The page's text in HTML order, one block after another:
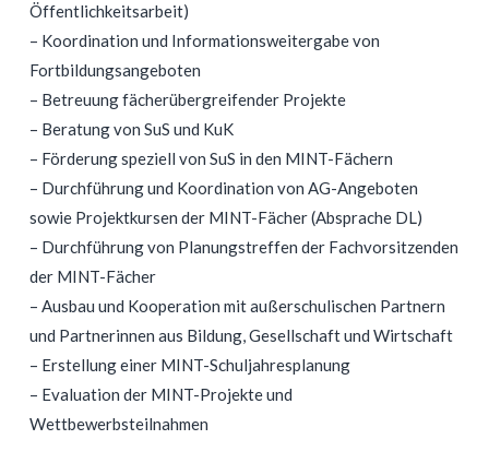
Öffentlichkeitsarbeit)
– Koordination und Informationsweitergabe von
Fortbildungsangeboten
– Betreuung fächerübergreifender Projekte
– Beratung von SuS und KuK
– Förderung speziell von SuS in den MINT-Fächern
– Durchführung und Koordination von AG-Angeboten
sowie Projektkursen der MINT-Fächer (Absprache DL)
– Durchführung von Planungstreffen der Fachvorsitzenden
der MINT-Fächer
– Ausbau und Kooperation mit außerschulischen Partnern
und Partnerinnen aus Bildung, Gesellschaft und Wirtschaft
– Erstellung einer MINT-Schuljahresplanung
– Evaluation der MINT-Projekte und
Wettbewerbsteilnahmen